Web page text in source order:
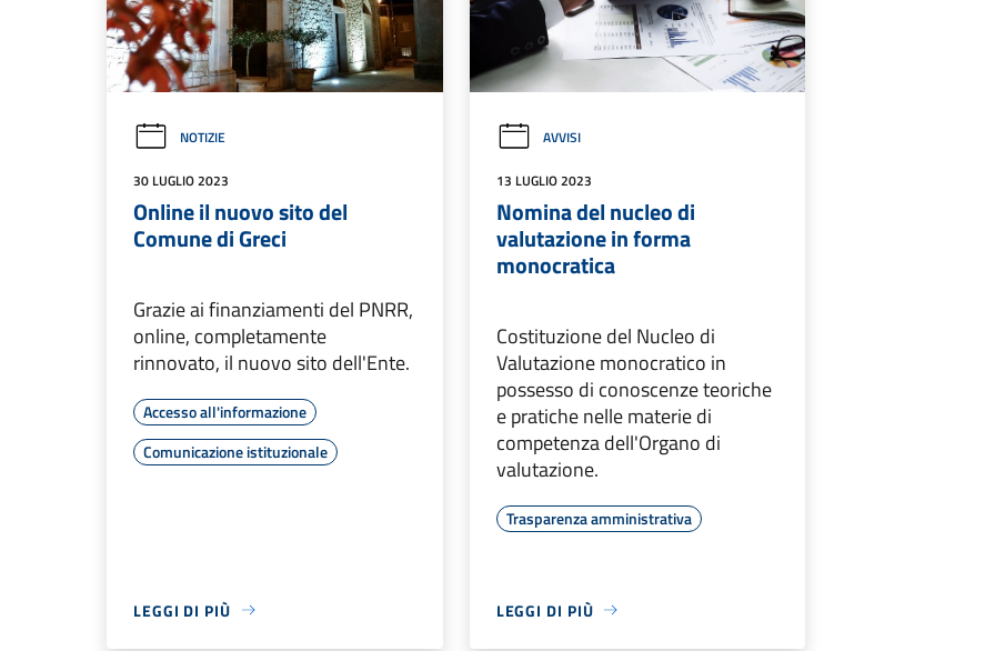
NOTIZIE
30 LUGLIO 2023
Online il nuovo sito del
Comune di Greci
Grazie ai finanziamenti del PNRR,
online, completamente
rinnovato, il nuovo sito dell'Ente.
Accesso all'informazione
Comunicazione istituzionale
LEGGI DI PIÙ
AVVISI
13 LUGLIO 2023
Nomina del nucleo di
valutazione in forma
monocratica
Costituzione del Nucleo di
Valutazione monocratico in
possesso di conoscenze teoriche
e pratiche nelle materie di
competenza dell'Organo di
valutazione.
Trasparenza amministrativa
LEGGI DI PIÙ